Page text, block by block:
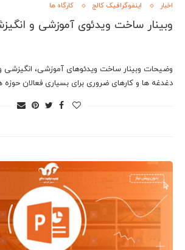
اخبار اینفوگرافیک کالج کارگاه ها
وبینار ساخت ویدئوی آموزشی و
وضیحات وبینار ساخت ویدئوهای آموزشی، انگیزشی
دغدغه ها و کارهای ضروری برای بسیاری فعالان